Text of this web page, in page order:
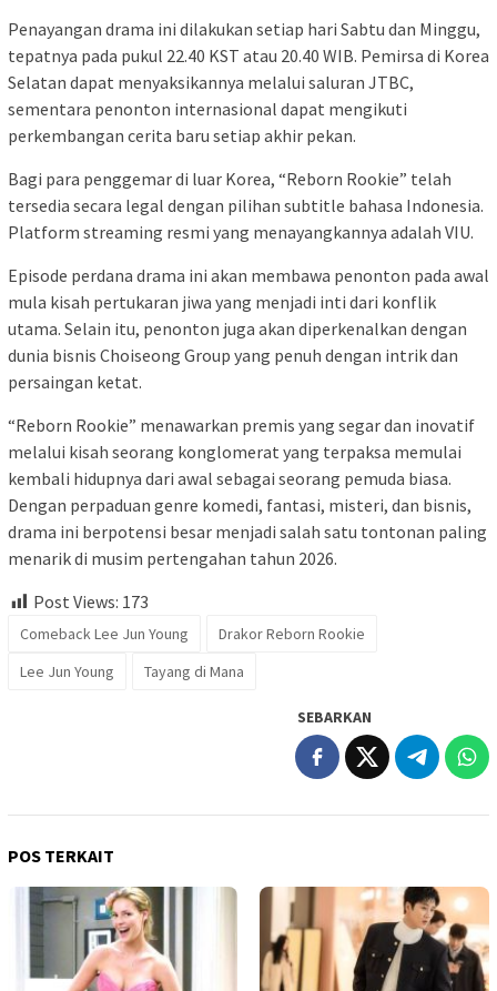
Penayangan drama ini dilakukan setiap hari Sabtu dan Minggu,
tepatnya pada pukul 22.40 KST atau 20.40 WIB. Pemirsa di Korea
Selatan dapat menyaksikannya melalui saluran JTBC,
sementara penonton internasional dapat mengikuti
perkembangan cerita baru setiap akhir pekan.
Bagi para penggemar di luar Korea, “Reborn Rookie” telah
tersedia secara legal dengan pilihan subtitle bahasa Indonesia.
Platform streaming resmi yang menayangkannya adalah VIU.
Episode perdana drama ini akan membawa penonton pada awal
mula kisah pertukaran jiwa yang menjadi inti dari konflik
utama. Selain itu, penonton juga akan diperkenalkan dengan
dunia bisnis Choiseong Group yang penuh dengan intrik dan
persaingan ketat.
“Reborn Rookie” menawarkan premis yang segar dan inovatif
melalui kisah seorang konglomerat yang terpaksa memulai
kembali hidupnya dari awal sebagai seorang pemuda biasa.
Dengan perpaduan genre komedi, fantasi, misteri, dan bisnis,
drama ini berpotensi besar menjadi salah satu tontonan paling
menarik di musim pertengahan tahun 2026.
Post Views: 173
Comeback Lee Jun Young
Drakor Reborn Rookie
Lee Jun Young
Tayang di Mana
SEBARKAN
POS TERKAIT